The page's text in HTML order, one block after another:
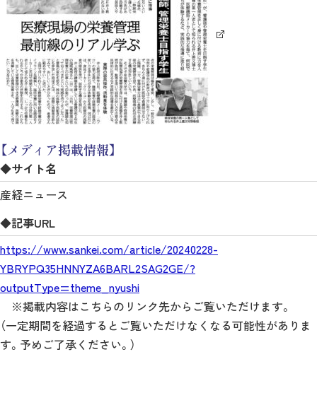
【メディア掲載情報】
◆サイト名
産経ニュース
◆記事URL
https://www.sankei.com/article/20240228-
YBRYPQ35HNNYZA6BARL2SAG2GE/?
outputType=theme_nyushi
※掲載内容はこちらのリンク先からご覧いただけます。
（一定期間を経過するとご覧いただけなくなる可能性がありま
す。予めご了承ください。）